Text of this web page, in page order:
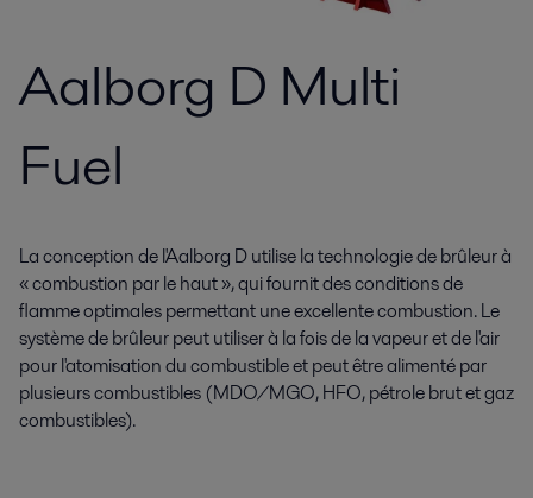
Aalborg D Multi
Fuel
La conception de l'Aalborg D utilise la technologie de brûleur à
« combustion par le haut », qui fournit des conditions de
flamme optimales permettant une excellente combustion. Le
système de brûleur peut utiliser à la fois de la vapeur et de l'air
pour l'atomisation du combustible et peut être alimenté par
plusieurs combustibles (MDO/MGO, HFO, pétrole brut et gaz
combustibles).